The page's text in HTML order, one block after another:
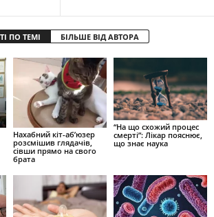
ПО ТЕМІ БІЛЬШЕ ВІД АВТОРА
Нахабний кіт-аб’юзер
розсмішив глядачів,
сівши прямо на свого
брата
“На що схожий процес
смерті”: Лікар пояснює,
що знає наука